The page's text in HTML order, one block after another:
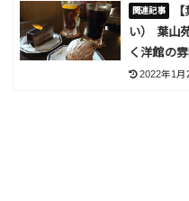
い） 葉山
く洋館の
2022年1月